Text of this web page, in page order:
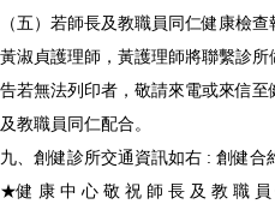
（五）若師長及教職員同仁健康檢
黃淑貞護理師，黃護理師將聯繫診
告若無法列印者，敬請來電或來信
及教職員同仁配合。
九、創健診所交通資訊如右 : 創健合
★健 康 中 心 敬 祝 師 長 及 教 職